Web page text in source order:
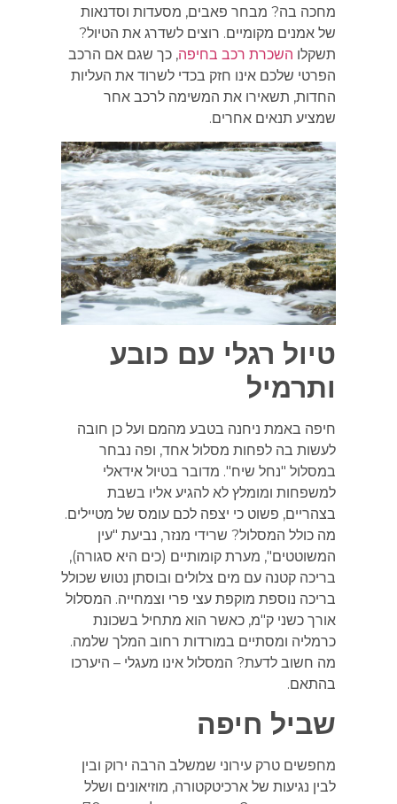
מחכה בה? מבחר פאבים, מסעדות וסדנאות
של אמנים מקומיים. רוצים לשדרג את הטיול?
תשקלוהשכרת רכב בחיפה, כך שגם אם הרכב
הפרטי שלכם אינו חזק בכדי לשרוד את העליות
החדות, תשאירו את המשימה לרכב אחר
שמציע תנאים אחרים.
טיול רגלי עם כובע
ותרמיל
חיפה באמת ניחנה בטבע מהמם ועל כן חובה
לעשות בה לפחות מסלול אחד, ופה נבחר
במסלול "נחל שיח". מדובר בטיול אידאלי
למשפחות ומומלץ לא להגיע אליו בשבת
בצהריים, פשוט כי יצפה לכם עומס של מטיילים.
מה כולל המסלול? שרידי מנזר, נביעת "עין
המשוטטים", מערת קומותיים (כים היא סגורה),
בריכה קטנה עם מים צלולים ובוסתן נטוש שכולל
בריכה נוספת מוקפת עצי פרי וצמחייה. המסלול
אורך כשני ק"מ, כאשר הוא מתחיל בשכונת
כרמליה ומסתיים במורדות רחוב המלך שלמה.
מה חשוב לדעת? המסלול אינו מעגלי – היערכו
בהתאם.
שביל חיפה
מחפשים טרק עירוני שמשלב הרבה ירוק ובין
לבין נגיעות של ארכיטקטורה, מוזיאונים ושלל